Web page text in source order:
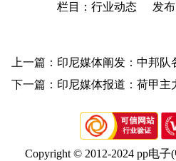
栏目：行业动态 发
Copyright © 2012-2024 pp电